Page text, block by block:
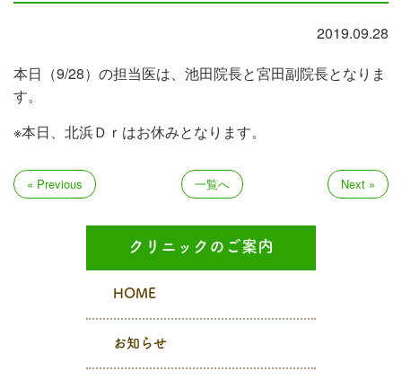
2019.09.28
本日（9/28）の担当医は、池田院長と宮田副院長となりま
す。
※本日、北浜Ｄｒはお休みとなります。
« Previous 一覧へ Next »
クリニックのご案内
HOME
お知らせ